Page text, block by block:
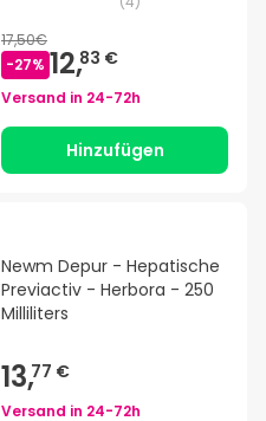
17,50€
-27% 12,83 €
Versand in 24-72h
Hinzufügen
Newm Depur - Hepatische
Previactiv - Herbora - 250
Milliliters
13,77 €
Versand in 24-72h